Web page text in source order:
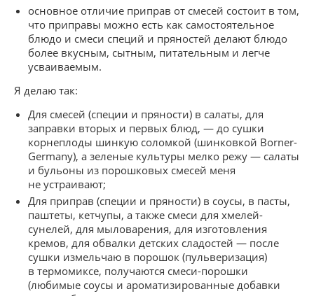
основное отличие приправ от смесей состоит в том,
что приправы можно есть как самостоятельное
блюдо и смеси специй и пряностей делают блюдо
более вкусным, сытным, питательным и легче
усваиваемым.
Я делаю так:
Для смесей (специи и пряности) в салаты, для
заправки вторых и первых блюд, — до сушки
корнеплоды шинкую соломкой (шинковкой Borner-
Germany), а зеленые культуры мелко режу — салаты
и бульоны из порошковых смесей меня
не устраивают;
Для приправ (специи и пряности) в соусы, в пасты,
паштеты, кетчупы, а также смеси для хмелей-
сунелей, для мыловарения, для изготовления
кремов, для обвалки детских сладостей — после
сушки измельчаю в порошок (пульверизация)
в термомиксе, получаются смеси-порошки
(любимые соусы и ароматизированные добавки